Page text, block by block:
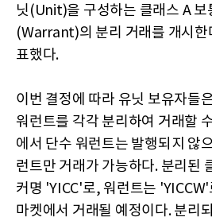
닛(Unit)을 구성하는 클래스 A 보
(Warrant)의 분리 거래를 개시
표했다.
이번 결정에 따라 유닛 보유자들
워런트를 각각 분리하여 거래할
에서 단수 워런트는 발행되지 않
런트만 거래가 가능하다. 분리된
커명 'YICC'로, 워런트는
마켓에서 거래될 예정이다. 분리